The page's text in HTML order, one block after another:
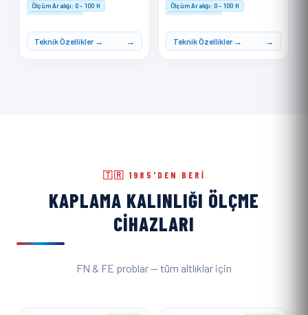
Ölçüm Aralığı: 0 - 100 H
Doğruluk: ≤ ±1 H
Teknik Özellikler →
Ölçüm Aralığı: 0 - 100 H
Doğruluk: ≤ ±1 H
Teknik Özellikler →
🇹🇷 1985'DEN BERI
KAPLAMA KALINLIĞI ÖLÇME
CIHAZLARI
FN & FE problar — tüm altlıklar için